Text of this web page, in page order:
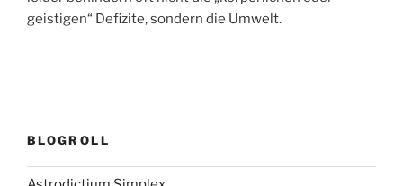
geistigen“ Defizite, sondern die Umwelt.
BLOGROLL